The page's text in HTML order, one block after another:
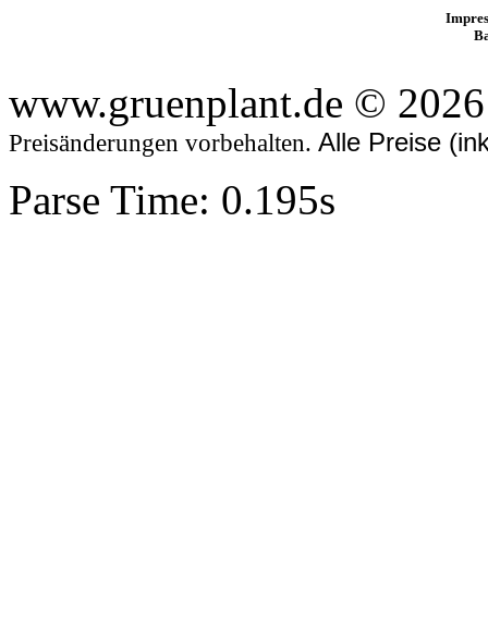
www.gruenplant.de ©
Preisänderungen vorbehalten. Alle Preise
Parse Time: 0.195s